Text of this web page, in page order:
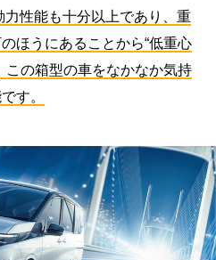
性能も十分以上であり、重
ほうにあることから“低重心
この箱型の車をなかなか気持
す。